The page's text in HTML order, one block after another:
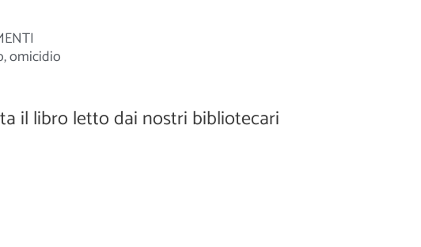
,omicidio
il libro letto dai nostri bibliotecari